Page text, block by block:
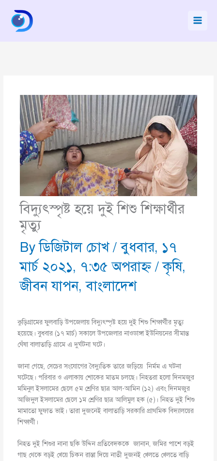
content
বিদ্যুৎস্পৃষ্ট হয়ে দুই শিশু শিক্ষার্থীর
মৃত্যু
Byডিজিটাল চোখ/বুধবার, ১৭
মার্চ ২০২১, ৭:৩৫ অপরাহ্ণ/কৃষি,
জীবন যাপন,বাংলাদেশ
কুড়িগ্রামের ফুলবাড়ি উপজেলায় বিদ্যুৎস্পৃষ্ট হয়ে দুই শিশু শিক্ষার্থীর মৃত্যু
হয়েছে। বুধবার (১৭ মার্চ) সকালে উপজেলার নাওডাঙ্গা ইউনিয়নের সীমান্ত
ঘেঁষা বালাতাড়ি গ্রামে এ দুর্ঘটনা ঘটে।
জানা গেছে, সেচের সংযোগের বৈদ্যুতিক তারে জড়িয়ে নির্মম এ ঘটনা
ঘটেছে। পরিবার ও এলাকায় শোকের মাতম চলছে। নিহতরা হলো দিনমজুর
মমিনুল ইসলামের ছেলে ৫ম শ্রেণির ছাত্র আল-আমিন (১২) এবং দিনমজুর
আজিদুল ইসলামের ছেলে ১ম শ্রেণির ছাত্র আলিমুল হক (৫)। নিহত দুই শিশু
মামাতো ফুফাত ভাই। তারা দুজনেই বালাতাড়ি সরকারি প্রাথমিক বিদ্যালয়ের
শিক্ষার্থী।
নিহত দুই শিশুর নানা ছকি উদ্দিন প্রতিবেদককে জানান, জমির পাশে বড়ই
গাছ থেকে বড়ই খেয়ে চিকন রাস্তা দিয়ে নাতী দুজনই খেলতে খেলতে বাড়ি